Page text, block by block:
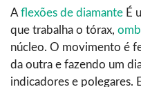
A flexões de diamante É
que trabalha o tórax,
núcleo. O movimento é
da outra e fazendo um
indicadores e polegares.